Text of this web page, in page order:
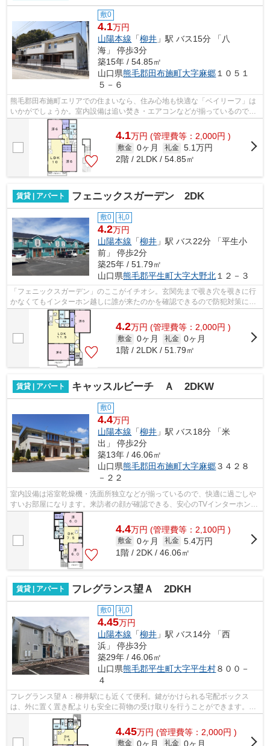
敷0
4.1万円
山陽本線 「柳井 」駅 バス15分 「八
海」 停歩3分
築15年 / 54.85㎡
山口県熊毛郡田布施町大字麻郷 １０５１
５－６
熊毛郡田布施町エリアでの住まいなら、住み心地も快適な「ベイリーフ」は
いかがでしょうか。室内設備は追い焚き・エアコンなどが揃っているので、
快適に過ごしやすいお部屋になります...
4.1万円 (管理費等：2,000円 )
敷金 0ヶ月 礼金 5.1万円
2階 / 2LDK / 54.85㎡
賃貸 | アパート フェニックスガーデン 2DK
敷0 礼0
4.2万円
山陽本線 「柳井 」駅 バス22分 「平生小
前」 停歩2分
築25年 / 51.79㎡
山口県熊毛郡平生町大字大野北 １２－３
「フェニックスガーデン」のここがイチオシ。玄関先まで覗き穴を覗きに行
かなくてもインターホン越しに誰が来たのかを確認できるので防犯対策につ
ながります。化粧品やスタイリング剤...
4.2万円 (管理費等：2,000円 )
敷金 0ヶ月 礼金 0ヶ月
1階 / 2LDK / 51.79㎡
賃貸 | アパート キャッスルビーチ Ａ 2DKW
敷0
4.4万円
山陽本線 「柳井 」駅 バス18分 「米
出」 停歩2分
築13年 / 46.06㎡
山口県熊毛郡田布施町大字麻郷３４２８
－２２
室内設備は浴室乾燥機・洗面所独立などが揃っているので、快適に過ごしや
すいお部屋になります。来訪者の顔が確認できる、安心のTVインターホン付
きです。収納はウォークインクロゼッ...
4.4万円 (管理費等：2,100円 )
敷金 0ヶ月 礼金 5.4万円
1階 / 2DK / 46.06㎡
賃貸 | アパート フレグランス望Ａ 2DKH
敷0 礼0
4.45万円
山陽本線 「柳井 」駅 バス14分 「西
浜」 停歩3分
築29年 / 46.06㎡
山口県熊毛郡平生町大字平生村８００－
４
フレグランス望Ａ：柳井駅にも近くて便利。鍵がかけられる宅配ボックス
は、外に置く置き配よりも安全に荷物の受け取りを行うことができます。設
備も充実していて住みやすい、魅力が詰...
4.45万円 (管理費等：2,000円 )
敷金 0ヶ月 礼金 0ヶ月